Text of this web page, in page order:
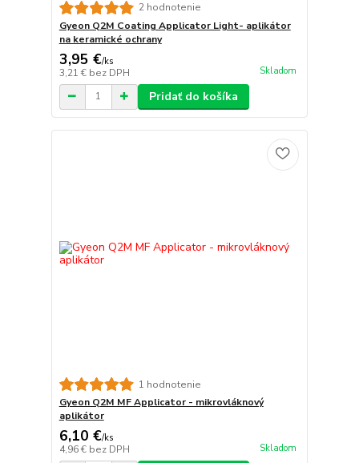
2 hodnotenie
Gyeon Q2M Coating Applicator Light- aplikátor
na keramické ochrany
3,95 €/ks
3,21 € bez DPH Skladom
Pridať do košíka
1 hodnotenie
Gyeon Q2M MF Applicator - mikrovláknový
aplikátor
6,10 €/ks
4,96 € bez DPH Skladom